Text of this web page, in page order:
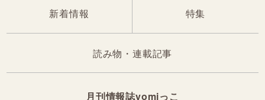
新着情報 特集
読み物・連載記事
月刊情報誌yomiっこ